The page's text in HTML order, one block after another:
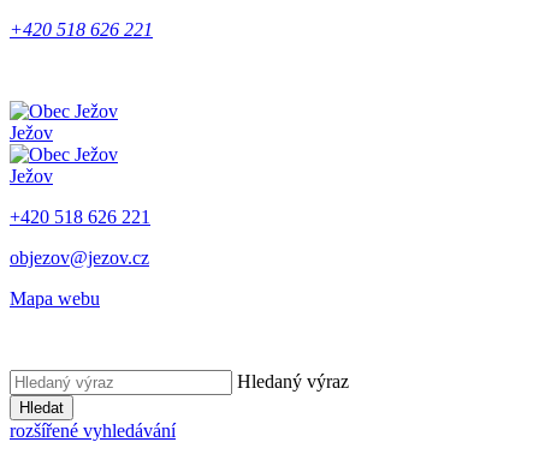
+420 518 626 221
Ježov
Ježov
+420 518 626 221
objezov@jezov.cz
Mapa webu
Hledaný výraz
Hledat
rozšířené vyhledávání